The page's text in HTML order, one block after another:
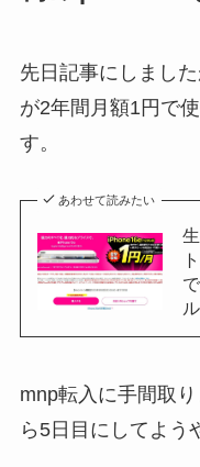
先日記事にしまし
が2年間月額1円で
す。
あわせて読みたい
mnp転入に手間取
ら5日目にしてよう